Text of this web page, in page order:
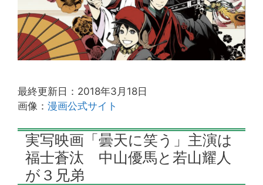
最終更新日：2018年3月18日
画像： 漫画公式サイト
実写映画「曇天に笑う」主演は
福士蒼汰 中山優馬と若山耀人
が３兄弟